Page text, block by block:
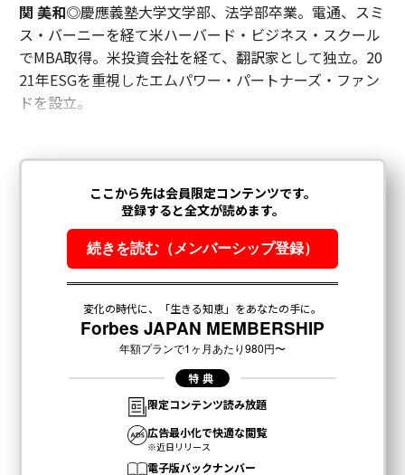
関 美和◎慶應義塾大学文学部、法学部卒業。電通、スミ
ス・バーニーを経て米ハーバード・ビジネス・スクール
でMBA取得。米投資会社を経て、翻訳家として独立。20
21年ESGを重視したエムパワー・パートナーズ・ファン
ドを設立。